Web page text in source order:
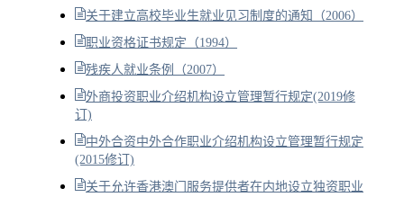
关于建立高校毕业生就业见习制度的通知（2006）
职业资格证书规定（1994）
残疾人就业条例（2007）
外商投资职业介绍机构设立管理暂行规定(2019修
订)
中外合资中外合作职业介绍机构设立管理暂行规定
(2015修订)
关于允许香港澳门服务提供者在内地设立独资职业